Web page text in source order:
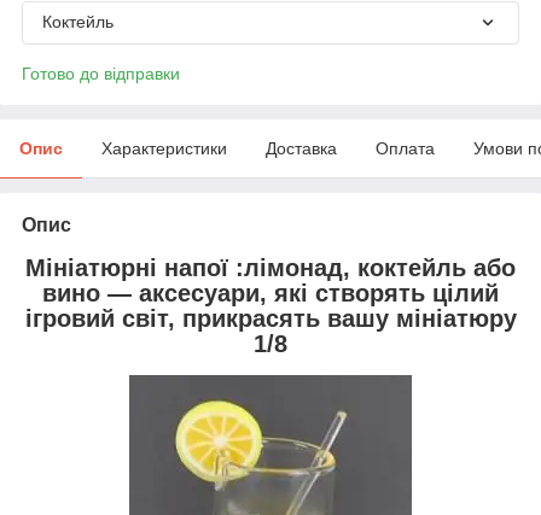
Коктейль
Готово до відправки
Опис Характеристики Доставка Оплата Умови
Опис
Мініатюрні напої :лімонад, коктейль або
вино — аксесуари, які створять цілий
ігровий світ, прикрасять вашу мініатюру
1/8